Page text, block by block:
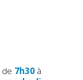
de 7h30 à